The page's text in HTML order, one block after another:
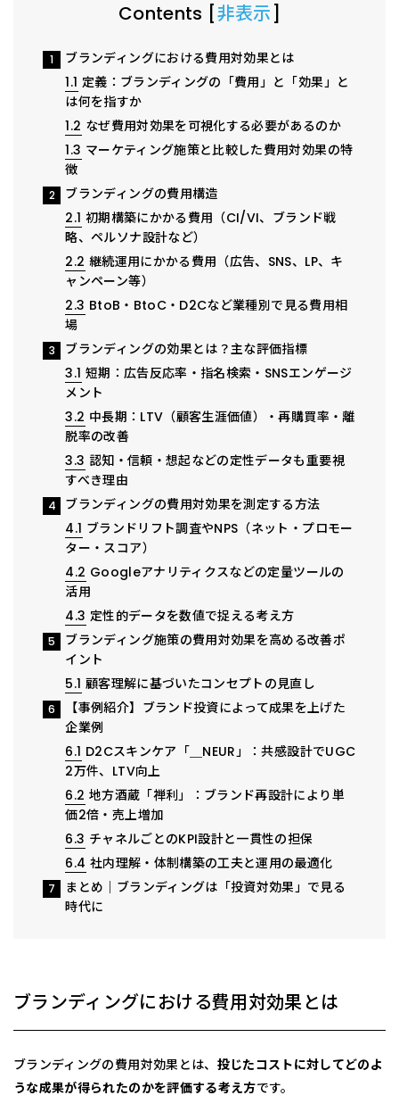
Contents [非表示]
1
ブランディングにおける費用対効果とは
1.1 定義：ブランディングの「費用」と「効果」と
は何を指すか
1.2 なぜ費用対効果を可視化する必要があるのか
1.3 マーケティング施策と比較した費用対効果の特
徴
2
ブランディングの費用構造
2.1 初期構築にかかる費用（CI/VI、ブランド戦
略、ペルソナ設計など）
2.2 継続運用にかかる費用（広告、SNS、LP、キ
ャンペーン等）
2.3 BtoB・BtoC・D2Cなど業種別で見る費用相
場
3
ブランディングの効果とは？主な評価指標
3.1 短期：広告反応率・指名検索・SNSエンゲージ
メント
3.2 中長期：LTV（顧客生涯価値）・再購買率・離
脱率の改善
3.3 認知・信頼・想起などの定性データも重要視
すべき理由
4
ブランディングの費用対効果を測定する方法
4.1 ブランドリフト調査やNPS（ネット・プロモー
ター・スコア）
4.2 Googleアナリティクスなどの定量ツールの
活用
4.3 定性的データを数値で捉える考え方
5
ブランディング施策の費用対効果を高める改善ポ
イント
5.1 顧客理解に基づいたコンセプトの見直し
6
【事例紹介】ブランド投資によって成果を上げた
企業例
6.1 D2Cスキンケア「＿NEUR」：共感設計でUGC
2万件、LTV向上
6.2 地方酒蔵「禅利」：ブランド再設計により単
価2倍・売上増加
6.3 チャネルごとのKPI設計と一貫性の担保
6.4 社内理解・体制構築の工夫と運用の最適化
7
まとめ｜ブランディングは「投資対効果」で見る
時代に
ブランディングにおける費用対効果とは
ブランディングの費用対効果とは、 投じたコストに対してどのよ
うな成果が得られたのかを評価する考え方です。